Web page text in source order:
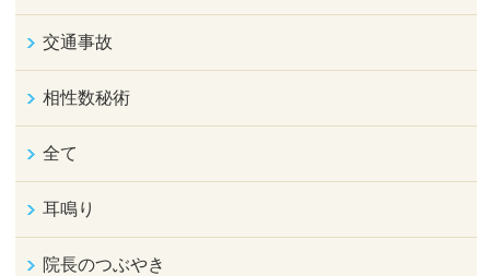
交通事故
相性数秘術
全て
耳鳴り
院長のつぶやき